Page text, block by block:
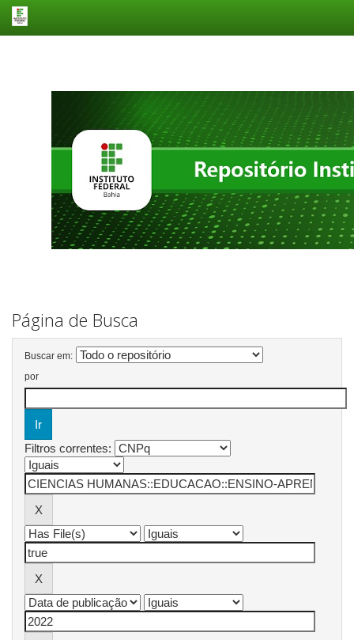
Página de Busca
Buscar em:
por
Filtros correntes: